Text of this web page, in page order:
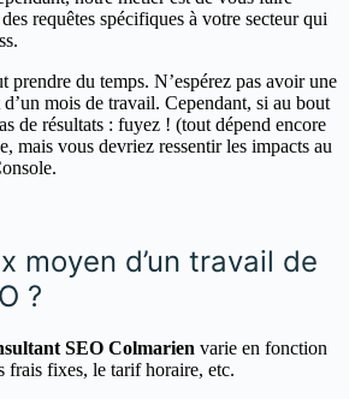
requêtes spécifiques à votre secteur qui
prendre du temps. N’espérez pas avoir une
mois de travail. Cependant, si au bout
de résultats : fuyez ! (tout dépend encore
mais vous devriez ressentir les impacts au
moyen d’un travail de
?
SEO Colmarien varie en fonction
frais fixes, le tarif horaire, etc.